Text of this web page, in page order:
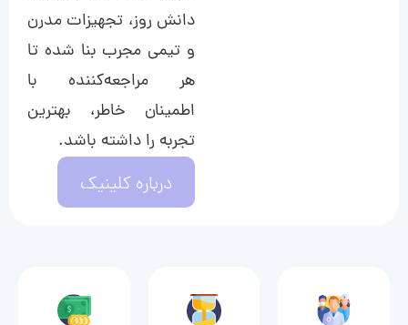
دانش روز، تجهیزات مدرن
و تیمی مجرب بنا شده تا
هر مراجعه‌کننده با
اطمینان خاطر، بهترین
تجربه را داشته باشد.
درباره کلینیک